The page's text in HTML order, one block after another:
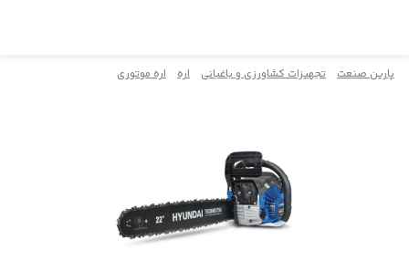
پارین صنعت تجهیزات کشاورزی و باغبانی اره اره موتوری